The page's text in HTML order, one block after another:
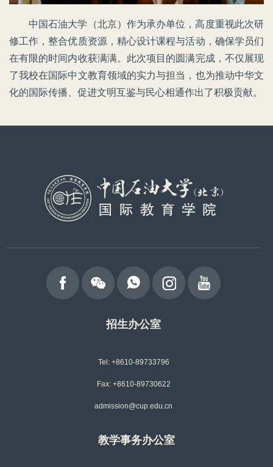
中国石油大学（北京）作为承办单位，高度重视此次研
修工作，整合优质资源，精心设计课程与活动，确保学员们
在有限的时间内收获满满。此次项目的圆满完成，不仅展现
了我校在国际中文教育领域的实力与担当，也为推动中华文
化的国际传播、促进文明互鉴与民心相通作出了积极贡献。
招生办公室
Tel: +8610-89733796
Fax: +8610-89730622
admission@cup.edu.cn
教学事务办公室